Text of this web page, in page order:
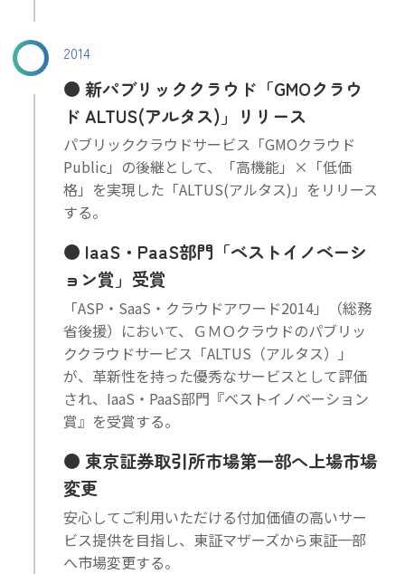
2014
新パブリッククラウド「GMOクラウ
ド ALTUS(アルタス)」リリース
パブリッククラウドサービス「GMOクラウド
Public」の後継として、「高機能」×「低価
格」を実現した「ALTUS(アルタス)」をリリース
する。
IaaS・PaaS部門「ベストイノベーシ
ョン賞」受賞
「ASP・SaaS・クラウドアワード2014」（総務
省後援）において、ＧＭＯクラウドのパブリッ
ククラウドサービス「ALTUS（アルタス）」
が、革新性を持った優秀なサービスとして評価
され、IaaS・PaaS部門『ベストイノベーション
賞』を受賞する。
東京証券取引所市場第一部へ上場市場
変更
安心してご利用いただける付加価値の高いサー
ビス提供を目指し、東証マザーズから東証一部
へ市場変更する。